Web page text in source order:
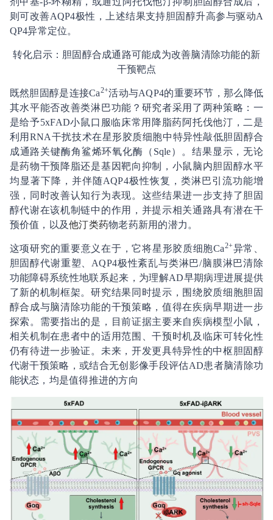
则可改善AQP4极性，上述结果支持胆固醇升高参与驱动A
QP4异常定位。
转化启示：胆固醇合成通路可能成为改善脑清除功能的新
干预靶点
既然胆固醇是连接Ca2+活动与AQP4的重要环节，那么降低
其水平能否改善类淋巴功能？研究者采用了两种策略：一
是给予5xFAD小鼠口服临床常用降脂药阿托伐他汀，二是
利用RNA干扰技术在星形胶质细胞中特异性敲低胆固醇合
成通路关键酶角鲨烯环氧化酶（Sqle）。结果显示，无论
是药物干预降脂还是基因靶向抑制，小鼠脑内胆固醇水平
均显著下降，并伴随AQP4极性恢复，类淋巴引流功能增
强，同时改善认知行为表现。这些结果进一步支持了胆固
醇代谢在该机制链中的作用，并提示相关通路具有潜在干
预价值，以及他汀类药物老药新用的潜力。
这项研究的重要意义在于，它将星形胶质细胞Ca2+异常、
胆固醇代谢重塑、AQP4极性紊乱与类淋巴/脑膜淋巴清除
功能障碍系统性地联系起来，为理解AD早期病理进展提供
了新的机制框架。研究结果同时提示，围绕胶质细胞胆固
醇合成与脑清除功能的干预策略，值得在疾病早期进一步
探索。需要指出的是，目前证据主要来自疾病模型小鼠，
相关机制在患者中的适用范围、干预时机及临床可转化性
仍有待进一步验证。未来，开发更具特异性的中枢胆固醇
代谢干预策略，或结合无创影像手段评估AD患者脑清除功
能状态，均是值得推进的方向